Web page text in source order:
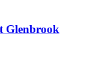
Glenbrook